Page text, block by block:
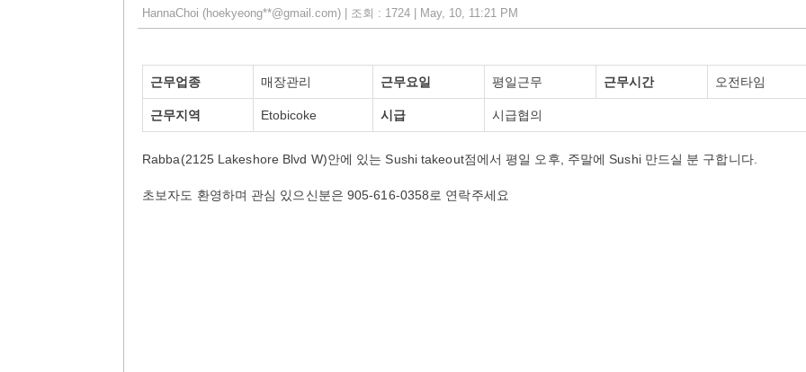
HannaChoi (hoekyeong**@gmail.com) | 조회 : 1724 | May, 10, 11:21 PM
근무업종 매장관리 근무요일 평일근무 근무시간 오전타임
근무지역 Etobicoke 시급 시급협의
Rabba(2125 Lakeshore Blvd W)안에 있는 Sushi takeout점에서 평일 오후, 주말에 Sushi 만드실 분 구합니다.
초보자도 환영하며 관심 있으신분은 905-616-0358로 연락주세요